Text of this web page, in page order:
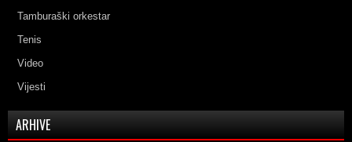
Tamburaški orkestar
Tenis
Video
Vijesti
ARHIVE